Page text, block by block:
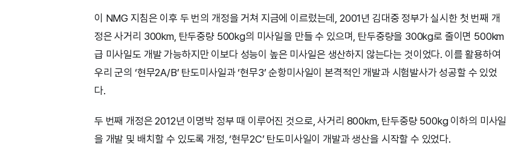
이 NMG 지침은 이후 두 번의 개정을 거쳐 지금에 이르렀는데, 2001년 김대중 정부가 실시한 첫 번째 개
정은 사거리 300km, 탄두중량 500kg의 미사일을 만들 수 있으며, 탄두중량을 300kg로 줄이면 500km
급 미사일도 개발 가능하지만 이보다 성능이 높은 미사일은 생산하지 않는다는 것이었다. 이를 활용하여
우리 군의 ‘현무2A/B’ 탄도미사일과 ‘현무3’ 순항미사일이 본격적인 개발과 시험발사가 성공할 수 있었
다.
두 번째 개정은 2012년 이명박 정부 때 이루어진 것으로, 사거리 800km, 탄두중량 500kg 이하의 미사일
을 개발 및 배치할 수 있도록 개정, ‘현무2C’ 탄도미사일이 개발과 생산을 시작할 수 있었다.